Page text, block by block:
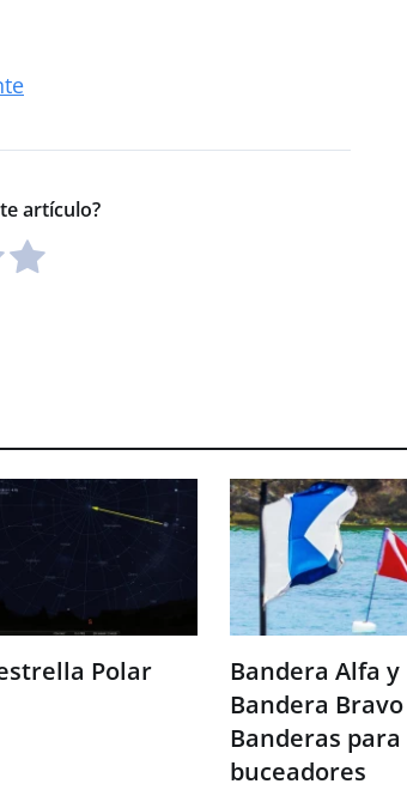
artículo?
Polar
Bandera Alfa y
Bandera
Banderas para
buceadores